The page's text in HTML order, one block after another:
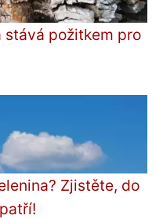
stává požitkem pro
Zjistěte, do